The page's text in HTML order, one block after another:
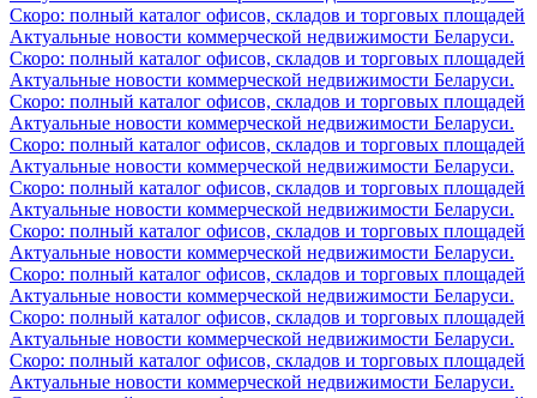
Скоро: полный каталог офисов, складов и торговых площадей
Актуальные новости коммерческой недвижимости Беларуси.
Скоро: полный каталог офисов, складов и торговых площадей
Актуальные новости коммерческой недвижимости Беларуси.
Скоро: полный каталог офисов, складов и торговых площадей
Актуальные новости коммерческой недвижимости Беларуси.
Скоро: полный каталог офисов, складов и торговых площадей
Актуальные новости коммерческой недвижимости Беларуси.
Скоро: полный каталог офисов, складов и торговых площадей
Актуальные новости коммерческой недвижимости Беларуси.
Скоро: полный каталог офисов, складов и торговых площадей
Актуальные новости коммерческой недвижимости Беларуси.
Скоро: полный каталог офисов, складов и торговых площадей
Актуальные новости коммерческой недвижимости Беларуси.
Скоро: полный каталог офисов, складов и торговых площадей
Актуальные новости коммерческой недвижимости Беларуси.
Скоро: полный каталог офисов, складов и торговых площадей
Актуальные новости коммерческой недвижимости Беларуси.